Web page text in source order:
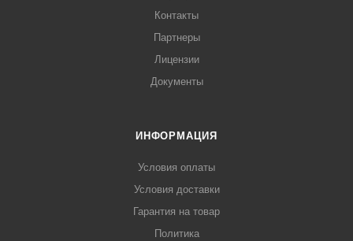
Контакты
Партнеры
Лицензии
Документы
ИНФОРМАЦИЯ
Условия оплаты
Условия доставки
Гарантия на товар
Политика